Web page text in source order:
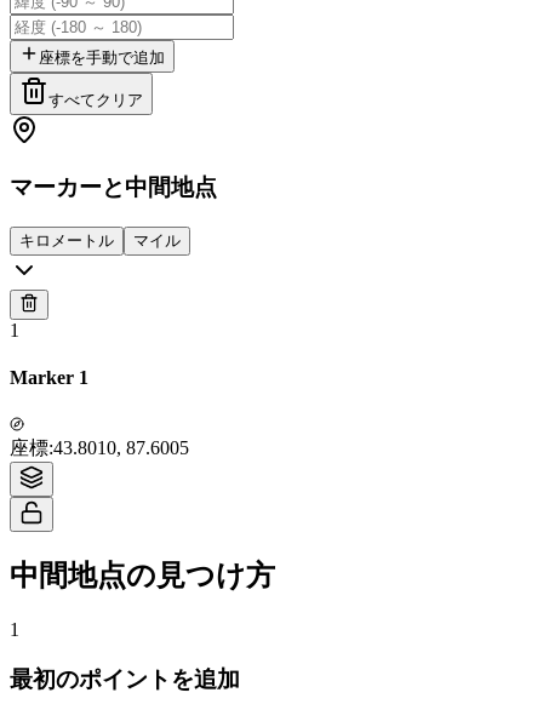
座標を手動で追加
すべてクリア
マーカーと中間地点
キロメートル マイル
1
Marker 1
座標:43.8010, 87.6005
Tiles © Esri — Source: Esri, i-cubed, USDA, USGS, AEX, GeoEye,
Getmapping, Aerogrid, IGN, IGP, UPR-EGP, and the GIS User Community
中間地点の見つけ方
1
最初のポイントを追加